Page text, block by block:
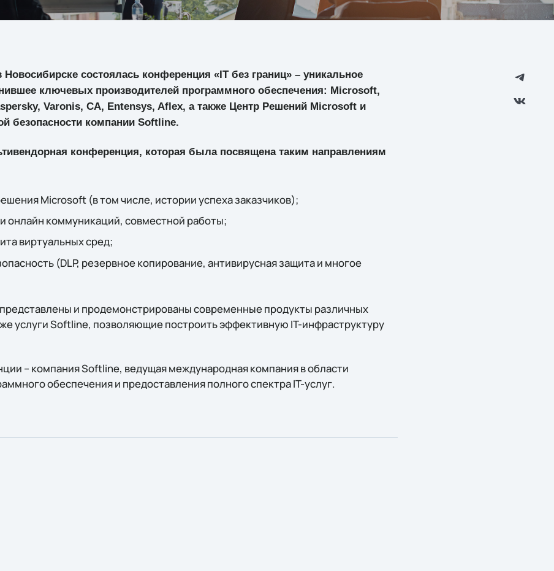
Новосибирске состоялась конференция «IT без границ» – уникальное
ключевых производителей программного обеспечения: Microsoft,
Varonis, CA, Entensys, Aflex, а также Центр Решений Microsoft и
безопасности компании Softline.
конференция, которая была посвящена таким направлениям
Microsoft (в том числе, истории успеха заказчиков);
онлайн коммуникаций, совместной работы;
виртуальных сред;
(DLP, резервное копирование, антивирусная защита и многое
и продемонстрированы современные продукты различных
услуги Softline, позволяющие построить эффективную IT-инфраструктуру
– компания Softline, ведущая международная компания в области
обеспечения и предоставления полного спектра IT-услуг.